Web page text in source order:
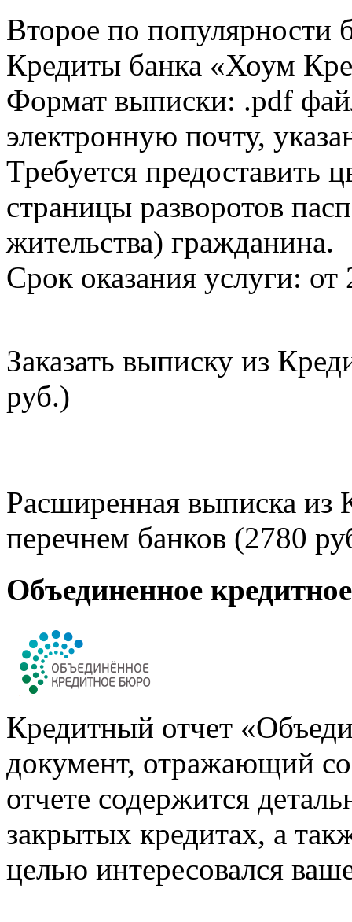
Второе по популярности
Кредиты банка «Хоум
Формат выписки: .pdf
электронную почту,
Требуется предоставить
страницы разворотов
жительства) гражданина.
Срок оказания услуги: от
Заказать выписку из
руб.)
Расширенная выписка из
перечнем банков (2780
Объединенное
Кредитный отчет
документ, отражающий
отчете содержится
закрытых кредитах, а
целью интересовался